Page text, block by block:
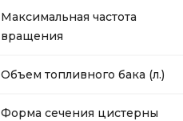
Максимальная частота
вращения
Объем топливного бака (л.)
Форма сечения цистерны